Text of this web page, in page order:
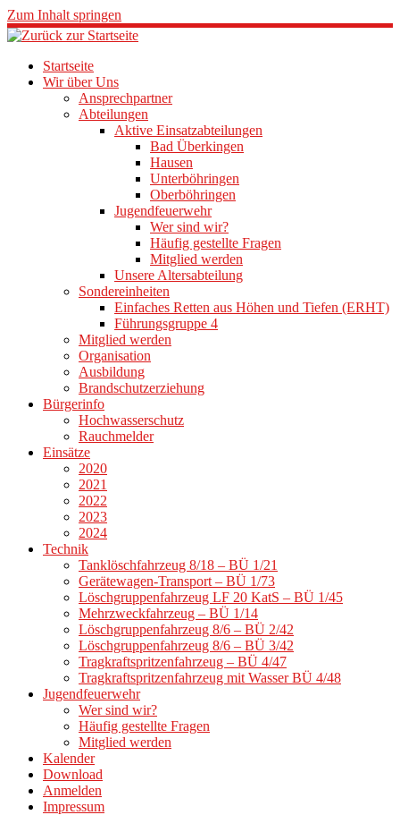
Zum Inhalt springen
Startseite
Wir über Uns
Ansprechpartner
Abteilungen
Aktive Einsatzabteilungen
Bad Überkingen
Hausen
Unterböhringen
Oberböhringen
Jugendfeuerwehr
Wer sind wir?
Häufig gestellte Fragen
Mitglied werden
Unsere Altersabteilung
Sondereinheiten
Einfaches Retten aus Höhen und Tiefen (ERHT)
Führungsgruppe 4
Mitglied werden
Organisation
Ausbildung
Brandschutzerziehung
Bürgerinfo
Hochwasserschutz
Rauchmelder
Einsätze
2020
2021
2022
2023
2024
Technik
Tanklöschfahrzeug 8/18 – BÜ 1/21
Gerätewagen-Transport – BÜ 1/73
Löschgruppenfahrzeug LF 20 KatS – BÜ 1/45
Mehrzweckfahrzeug – BÜ 1/14
Löschgruppenfahrzeug 8/6 – BÜ 2/42
Löschgruppenfahrzeug 8/6 – BÜ 3/42
Tragkraftspritzenfahrzeug – BÜ 4/47
Tragkraftspritzenfahrzeug mit Wasser BÜ 4/48
Jugendfeuerwehr
Wer sind wir?
Häufig gestellte Fragen
Mitglied werden
Kalender
Download
Anmelden
Impressum